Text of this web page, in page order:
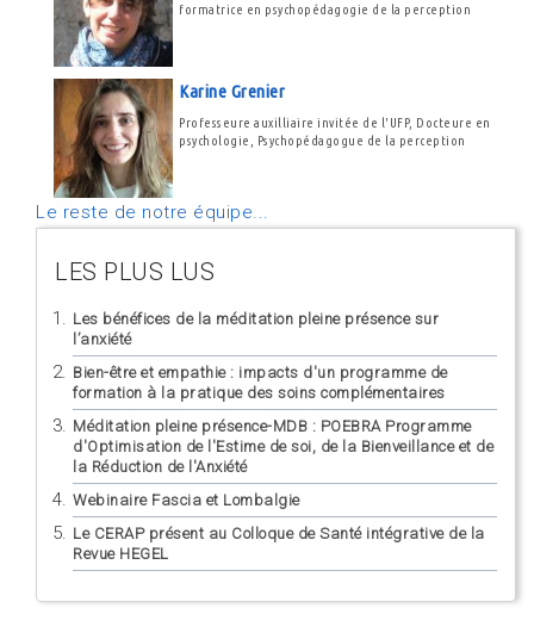
formatrice en psychopédagogie de la perception
Karine Grenier
Professeure auxilliaire invitée de l'UFP, Docteure en
psychologie, Psychopédagogue de la perception
Le reste de notre équipe...
LES PLUS LUS
Les bénéfices de la méditation pleine présence sur
l’anxiété
Bien-être et empathie : impacts d'un programme de
formation à la pratique des soins complémentaires
Méditation pleine présence-MDB : POEBRA Programme
d'Optimisation de l'Estime de soi, de la Bienveillance et de
la Réduction de l'Anxiété
Webinaire Fascia et Lombalgie
Le CERAP présent au Colloque de Santé intégrative de la
Revue HEGEL